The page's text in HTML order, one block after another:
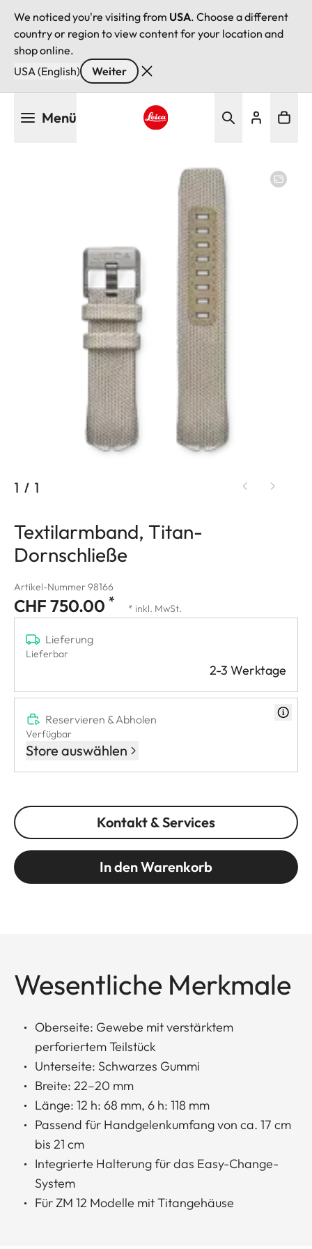
We noticed you're visiting from USA. Choose a different
country or region to view content for your location and
shop online.
USA (English)
Weiter
Menü
1 / 1
Textilarmband, Titan-
Dornschließe
Artikel-Nummer 98166
CHF 750.00 * * inkl. MwSt.
Lieferung
Lieferbar
2-3 Werktage
Reservieren & Abholen
Verfügbar
Store auswählen
Kontakt & Services
In den Warenkorb
Wesentliche Merkmale
Oberseite: Gewebe mit verstärktem
perforiertem Teilstück
Unterseite: Schwarzes Gummi
Breite: 22–20 mm
Länge: 12 h: 68 mm, 6 h: 118 mm
Passend für Handgelenkumfang von ca. 17 cm
bis 21 cm
Integrierte Halterung für das Easy-Change-
System
Für ZM 12 Modelle mit Titangehäuse